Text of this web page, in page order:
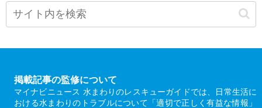
掲載記事の監修について
マイナビニュース 水まわりのレスキューガイドでは、日常生活に
おける水まわりのトラブルについて「適切で正しく有益な情報」